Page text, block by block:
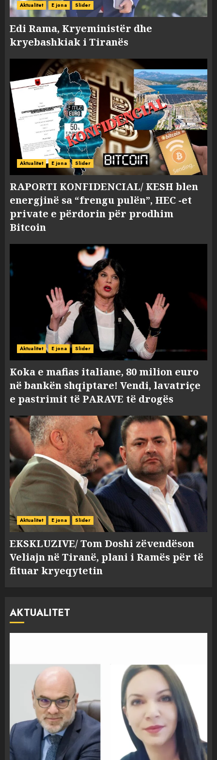
Aktualitet E jona Slider
Edi Rama, Kryeministër dhe
kryebashkiak i Tiranës
Aktualitet E jona Slider
RAPORTI KONFIDENCIAL/ KESH blen
energjinë sa “frengu pulën”, HEC -et
private e përdorin për prodhim
Bitcoin
Aktualitet E jona Slider
Koka e mafias italiane, 80 milion euro
në bankën shqiptare! Vendi, lavatriçe
e pastrimit të PARAVE të drogës
Aktualitet E jona Slider
EKSKLUZIVE/ Tom Doshi zëvendëson
Veliajn në Tiranë, plani i Ramës për të
fituar kryeqytetin
AKTUALITET